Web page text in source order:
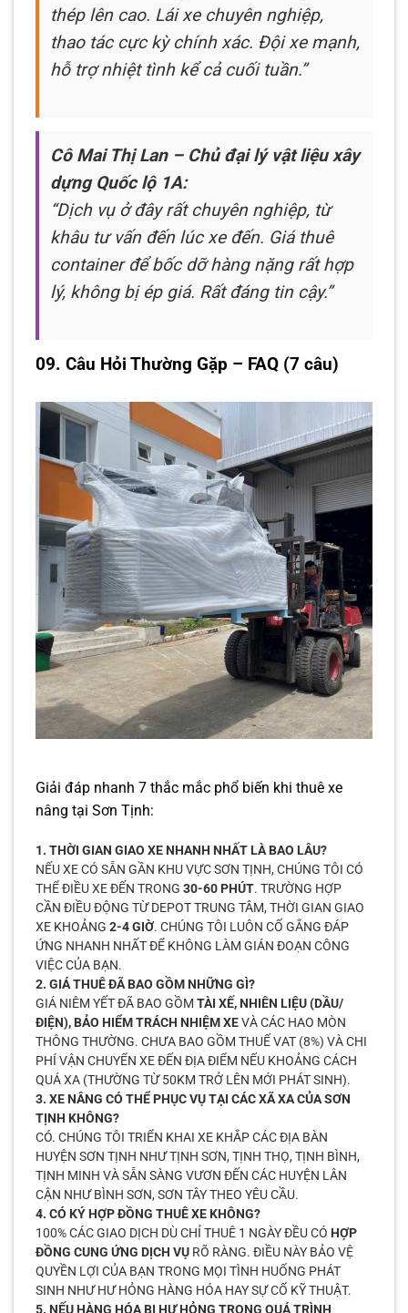
thép lên cao. Lái xe chuyên nghiệp,
thao tác cực kỳ chính xác. Đội xe mạnh,
hỗ trợ nhiệt tình kể cả cuối tuần.”
Cô Mai Thị Lan – Chủ đại lý vật liệu xây
dựng Quốc lộ 1A:
“Dịch vụ ở đây rất chuyên nghiệp, từ
khâu tư vấn đến lúc xe đến. Giá thuê
container để bốc dỡ hàng nặng rất hợp
lý, không bị ép giá. Rất đáng tin cậy.”
09. Câu Hỏi Thường Gặp – FAQ (7 câu)
Giải đáp nhanh 7 thắc mắc phổ biến khi thuê xe
nâng tại Sơn Tịnh:
1. THỜI GIAN GIAO XE NHANH NHẤT LÀ BAO LÂU?
NẾU XE CÓ SẴN GẦN KHU VỰC SƠN TỊNH, CHÚNG TÔI CÓ
THỂ ĐIỀU XE ĐẾN TRONG 30-60 PHÚT. TRƯỜNG HỢP
CẦN ĐIỀU ĐỘNG TỪ DEPOT TRUNG TÂM, THỜI GIAN GIAO
XE KHOẢNG 2-4 GIỜ. CHÚNG TÔI LUÔN CỐ GẮNG ĐÁP
ỨNG NHANH NHẤT ĐỂ KHÔNG LÀM GIÁN ĐOẠN CÔNG
VIỆC CỦA BẠN.
2. GIÁ THUÊ ĐÃ BAO GỒM NHỮNG GÌ?
GIÁ NIÊM YẾT ĐÃ BAO GỒM TÀI XẾ, NHIÊN LIỆU (DẦU/
ĐIỆN), BẢO HIỂM TRÁCH NHIỆM XEVÀ CÁC HAO MÒN
THÔNG THƯỜNG. CHƯA BAO GỒM THUẾ VAT (8%) VÀ CHI
PHÍ VẬN CHUYỂN XE ĐẾN ĐỊA ĐIỂM NẾU KHOẢNG CÁCH
QUÁ XA (THƯỜNG TỪ 50KM TRỞ LÊN MỚI PHÁT SINH).
3. XE NÂNG CÓ THỂ PHỤC VỤ TẠI CÁC XÃ XA CỦA SƠN
TỊNH KHÔNG?
CÓ. CHÚNG TÔI TRIỂN KHAI XE KHẮP CÁC ĐỊA BÀN
HUYỆN SƠN TỊNH NHƯ TỊNH SƠN, TỊNH THỌ, TỊNH BÌNH,
TỊNH MINH VÀ SẴN SÀNG VƯƠN ĐẾN CÁC HUYỆN LÂN
CẬN NHƯ BÌNH SƠN, SƠN TÂY THEO YÊU CẦU.
4. CÓ KÝ HỢP ĐỒNG THUÊ XE KHÔNG?
100% CÁC GIAO DỊCH DÙ CHỈ THUÊ 1 NGÀY ĐỀU CÓ HỢP
ĐỒNG CUNG ỨNG DỊCH VỤ RÕ RÀNG. ĐIỀU NÀY BẢO VỆ
QUYỀN LỢI CỦA BẠN TRONG MỌI TÌNH HUỐNG PHÁT
SINH NHƯ HƯ HỎNG HÀNG HÓA HAY SỰ CỐ KỸ THUẬT.
5. NẾU HÀNG HÓA BỊ HƯ HỎNG TRONG QUÁ TRÌNH